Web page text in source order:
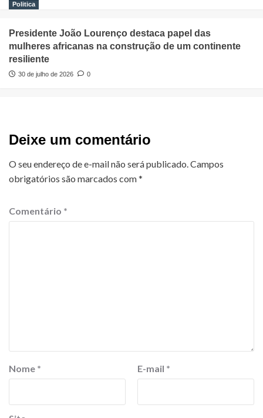
Politica
Presidente João Lourenço destaca papel das
mulheres africanas na construção de um continente
resiliente
30 de julho de 2026 0
Deixe um comentário
O seu endereço de e-mail não será publicado.Campos
obrigatórios são marcados com*
Comentário *
Nome * E-mail *